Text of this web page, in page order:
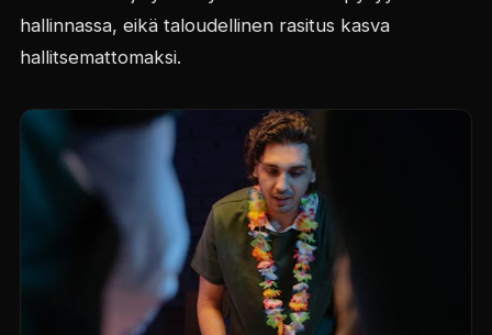
hallinnassa, eikä taloudellinen rasitus kasva
hallitsemattomaksi.